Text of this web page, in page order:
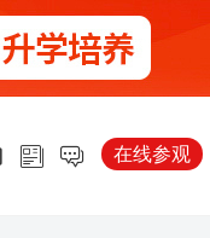
在线参观